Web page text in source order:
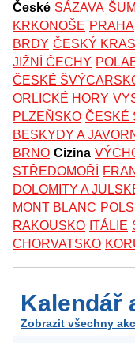
České SÁZAVA
KRKONOŠE PRAHA
BRDY ČESKÝ
JIŽNÍ ČECHY
ČESKÉ
ORLICKÉ HORY
PLZEŇSKO ČESKÉ
BESKYDY A
BRNO Cizina
STŘEDOMOŘÍ
DOLOMITY A
MONT BLANC
RAKOUSKO ITÁLIE
CHORVATSKO
Kalendář
Zobrazit všechny